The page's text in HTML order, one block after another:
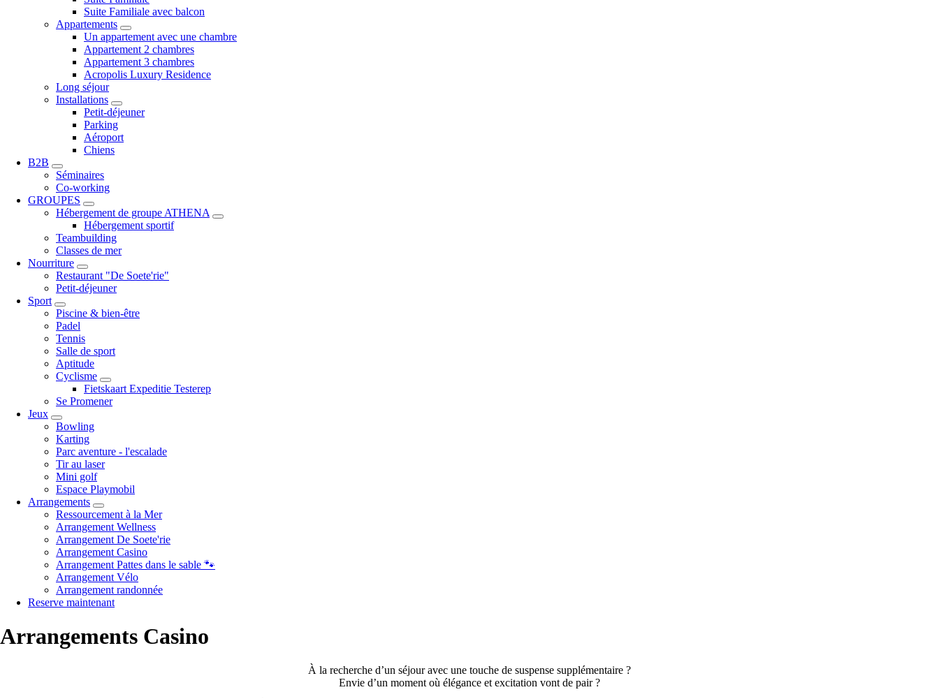
Suite Familiale avec balcon
Appartements
Un appartement avec une chambre
Appartement 2 chambres
Appartement 3 chambres
Acropolis Luxury Residence
Long séjour
Installations
Petit-déjeuner
Parking
Aéroport
Chiens
B2B
Séminaires
Co-working
GROUPES
Hébergement de groupe ATHENA
Hébergement sportif
Teambuilding
Classes de mer
Nourriture
Restaurant "De Soete'rie"
Petit-déjeuner
Sport
Piscine & bien-être
Padel
Tennis
Salle de sport
Aptitude
Cyclisme
Fietskaart Expeditie Testerep
Se Promener
Jeux
Bowling
Karting
Parc aventure - l'escalade
Tir au laser
Mini golf
Espace Playmobil
Arrangements
Ressourcement à la Mer
Arrangement Wellness
Arrangement De Soete'rie
Arrangement Casino
Arrangement Pattes dans le sable 🐾
Arrangement Vélo
Arrangement randonnée
Reserve maintenant
Arrangements Casino
À la recherche d’un séjour avec une touche de suspense supplémentaire ?
Envie d’un moment où élégance et excitation vont de pair ?